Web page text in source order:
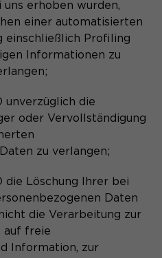
erhoben wurden,
einer automatisierten
einschließlich Profiling
Informationen zu
unverzüglich die
oder Vervollständigung
zu verlangen;
die Löschung Ihrer bei
Daten
die Verarbeitung zur
auf freie
Information, zur